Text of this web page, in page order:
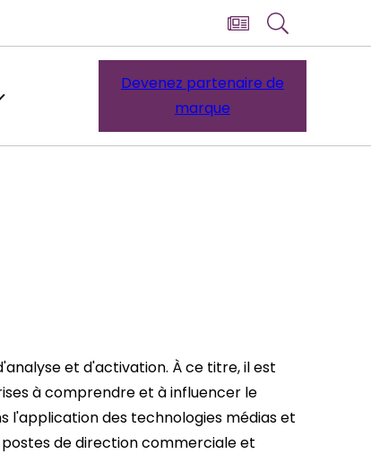
Devenez partenaire de
marque
et d'activation. À ce titre, il est
à comprendre et à influencer le
l'application des technologies médias et
de direction commerciale et